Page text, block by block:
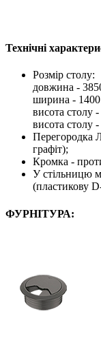
Технічні
Розмір столу:
довжина -
ширина -
висота столу
висота столу
Перегородка
графіт);
Кромка -
У стільницю
(пластикову
ФУРНІТУРА: